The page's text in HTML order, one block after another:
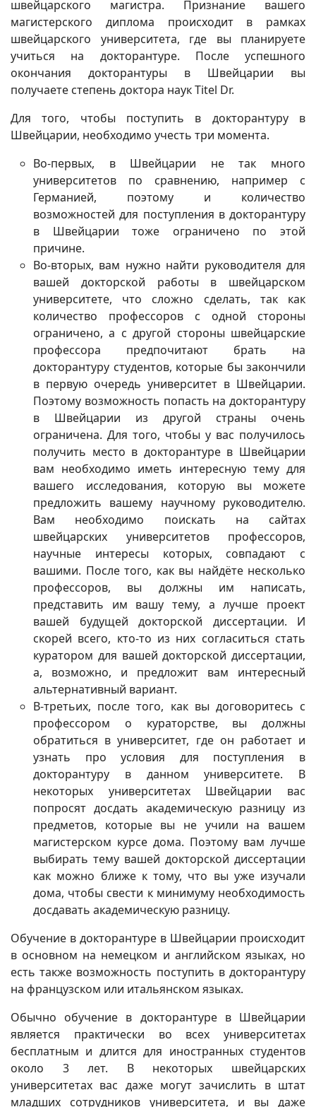
швейцарского магистра. Признание вашего
магистерского диплома происходит в рамках
швейцарского университета, где вы планируете
учиться на докторантуре. После успешного
окончания докторантуры в Швейцарии вы
получаете степень доктора наук Titel Dr.
Для того, чтобы поступить в докторантуру в
Швейцарии, необходимо учесть три момента.
Во-первых, в Швейцарии не так много
университетов по сравнению, например с
Германией, поэтому и количество
возможностей для поступления в докторантуру
в Швейцарии тоже ограничено по этой
причине.
Во-вторых, вам нужно найти руководителя для
вашей докторской работы в швейцарском
университете, что сложно сделать, так как
количество профессоров с одной стороны
ограничено, а с другой стороны швейцарские
профессора предпочитают брать на
докторантуру студентов, которые бы закончили
в первую очередь университет в Швейцарии.
Поэтому возможность попасть на докторантуру
в Швейцарии из другой страны очень
ограничена. Для того, чтобы у вас получилось
получить место в докторантуре в Швейцарии
вам необходимо иметь интересную тему для
вашего исследования, которую вы можете
предложить вашему научному руководителю.
Вам необходимо поискать на сайтах
швейцарских университетов профессоров,
научные интересы которых, совпадают с
вашими. После того, как вы найдёте несколько
профессоров, вы должны им написать,
представить им вашу тему, а лучше проект
вашей будущей докторской диссертации. И
скорей всего, кто-то из них согласиться стать
куратором для вашей докторской диссертации,
а, возможно, и предложит вам интересный
альтернативный вариант.
В-третьих, после того, как вы договоритесь с
профессором о кураторстве, вы должны
обратиться в университет, где он работает и
узнать про условия для поступления в
докторантуру в данном университете. В
некоторых университетах Швейцарии вас
попросят досдать академическую разницу из
предметов, которые вы не учили на вашем
магистерском курсе дома. Поэтому вам лучше
выбирать тему вашей докторской диссертации
как можно ближе к тому, что вы уже изучали
дома, чтобы свести к минимуму необходимость
досдавать академическую разницу.
Обучение в докторантуре в Швейцарии происходит
в основном на немецком и английском языках, но
есть также возможность поступить в докторантуру
на французском или итальянском языках.
Обычно обучение в докторантуре в Швейцарии
является практически во всех университетах
бесплатным и длится для иностранных студентов
около 3 лет. В некоторых швейцарских
университетах вас даже могут зачислить в штат
младших сотрудников университета, и вы даже